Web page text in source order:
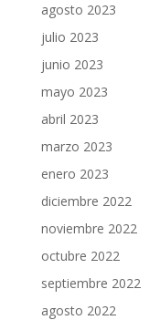
agosto 2023
julio 2023
junio 2023
mayo 2023
abril 2023
marzo 2023
enero 2023
diciembre 2022
noviembre 2022
octubre 2022
septiembre 2022
agosto 2022